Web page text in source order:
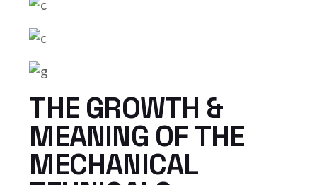
THE GROWTH &
MEANING OF THE
MECHANICAL